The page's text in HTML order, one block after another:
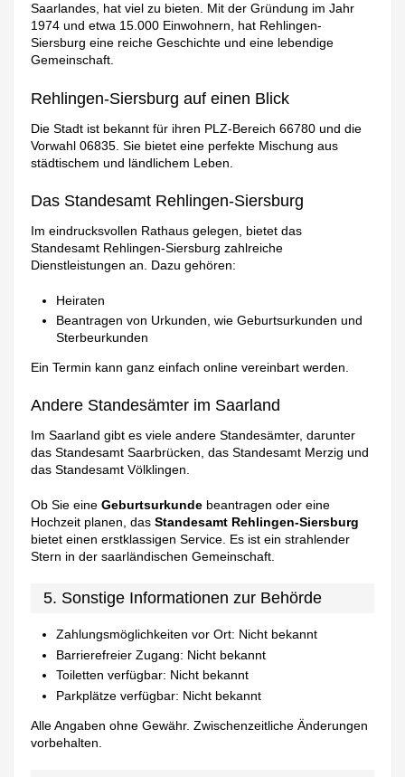
Saarlandes, hat viel zu bieten. Mit der Gründung im Jahr
1974 und etwa 15.000 Einwohnern, hat Rehlingen-
Siersburg eine reiche Geschichte und eine lebendige
Gemeinschaft.
Rehlingen-Siersburg auf einen Blick
Die Stadt ist bekannt für ihren PLZ-Bereich 66780 und die
Vorwahl 06835. Sie bietet eine perfekte Mischung aus
städtischem und ländlichem Leben.
Das Standesamt Rehlingen-Siersburg
Im eindrucksvollen Rathaus gelegen, bietet das
Standesamt Rehlingen-Siersburg zahlreiche
Dienstleistungen an. Dazu gehören:
Heiraten
Beantragen von Urkunden, wie Geburtsurkunden und
Sterbeurkunden
Ein Termin kann ganz einfach online vereinbart werden.
Andere Standesämter im Saarland
Im Saarland gibt es viele andere Standesämter, darunter
das Standesamt Saarbrücken, das Standesamt Merzig und
das Standesamt Völklingen.
Ob Sie eineGeburtsurkunde beantragen oder eine
Hochzeit planen, dasStandesamt Rehlingen-Siersburg
bietet einen erstklassigen Service. Es ist ein strahlender
Stern in der saarländischen Gemeinschaft.
5. Sonstige Informationen zur Behörde
Zahlungsmöglichkeiten vor Ort: Nicht bekannt
Barrierefreier Zugang: Nicht bekannt
Toiletten verfügbar: Nicht bekannt
Parkplätze verfügbar: Nicht bekannt
Alle Angaben ohne Gewähr. Zwischenzeitliche Änderungen
vorbehalten.